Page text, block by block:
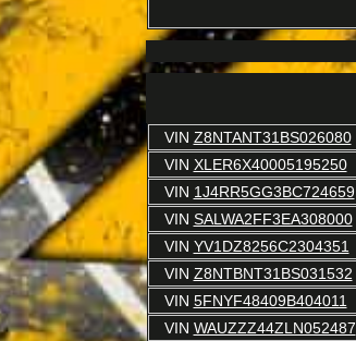
VIN Z8NTANT31BS026080
VIN XLER6X40005195250
VIN 1J4RR5GG3BC724659
VIN SALWA2FF3EA308000
VIN YV1DZ8256C2304351
VIN Z8NTBNT31BS031532
VIN 5FNYF48409B404011
VIN WAUZZZ44ZLN052487